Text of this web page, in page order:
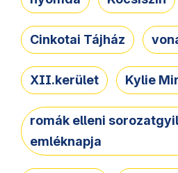
Cinkotai Tájház
XII.kerület Kylie
romák elleni
emléknapja